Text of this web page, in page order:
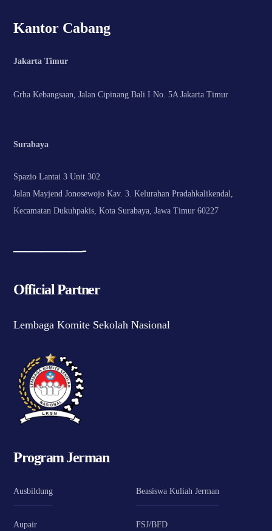
Kantor Cabang
Jakarta Timur
Grha Kebangsaan, Jalan Cipinang Bali I No. 5A Jakarta Timur
Surabaya
Spazio Lantai 3 Unit 302
Jalan Mayjend Jonosewojo Kav. 3. Kelurahan Pradahkalikendal,
Kecamatan Dukuhpakis, Kota Surabaya, Jawa Timur 60227
—————-
Official Partner
Lembaga Komite Sekolah Nasional
Program Jerman
Ausbildung Beasiswa Kuliah Jerman
Aupair FSJ/BFD